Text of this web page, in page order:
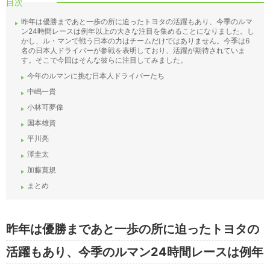
目次
昨年は優勝まであと一歩の所に迫ったトヨタの活躍もあり、今季のルマ
ン24時間レースは例年以上の大きな注目を集めることになりました。し
かし、ル・マンで戦う日本の力はチームだけではありません。今季は6
名の日本人ドライバーが参戦を表明しており、活躍が期待されていま
す。そこで今回はそんな彼らに注目してみました。
今年のルマンに挑む日本人ドライバーたち
中嶋一貴
小林可夢偉
国本雄資
平川亮
澤圭太
加藤寛規
まとめ
昨年は優勝まであと一歩の所に迫ったトヨタの
活躍もあり、今季のルマン24時間レースは例年